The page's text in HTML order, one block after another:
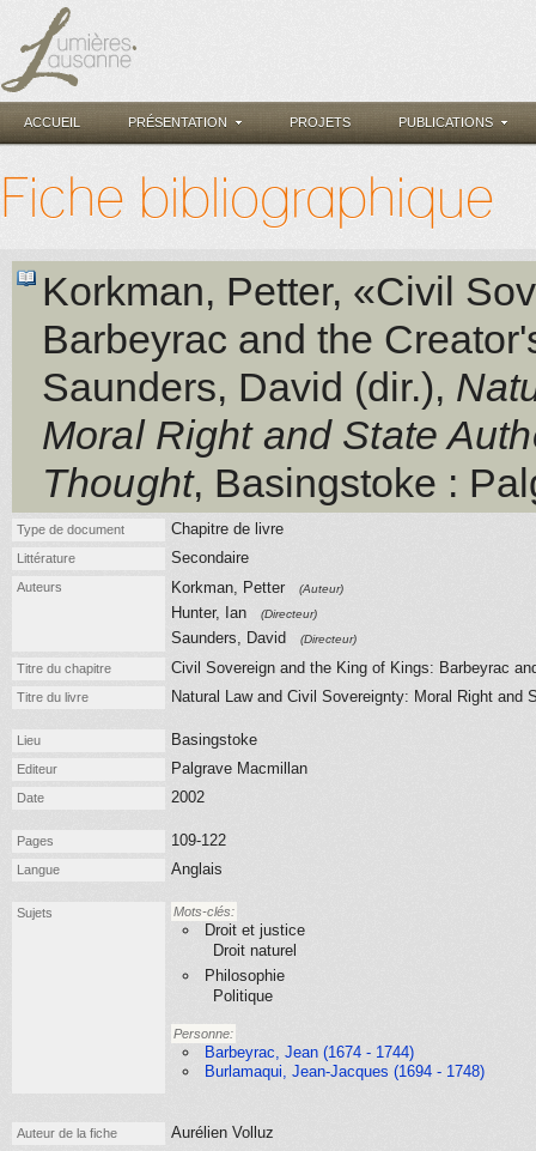
ACCUEIL PRÉSENTATION PROJETS PUBLICATIONS
Fiche bibliographique
Korkman, Petter, «Civil
Barbeyrac and the
Saunders, David (dir.),
Moral Right and State
Thought, Basingstoke :
Type de document Chapitre de livre
Littérature Secondaire
Auteurs Korkman, Petter (Auteur)
Hunter, Ian (Directeur)
Saunders, David (Directeur)
Titre du chapitre Civil Sovereign and the King of Kings: Barbeyrac
Titre du livre Natural Law and Civil Sovereignty: Moral Right
Lieu Basingstoke
Editeur Palgrave Macmillan
Date 2002
Pages 109-122
Langue Anglais
Sujets Mots-clés:
Droit et justice
Droit naturel
Philosophie
Politique
Personne:
Barbeyrac, Jean (1674 - 1744)
Burlamaqui, Jean-Jacques (1694 - 1748)
Auteur de la fiche Aurélien Volluz